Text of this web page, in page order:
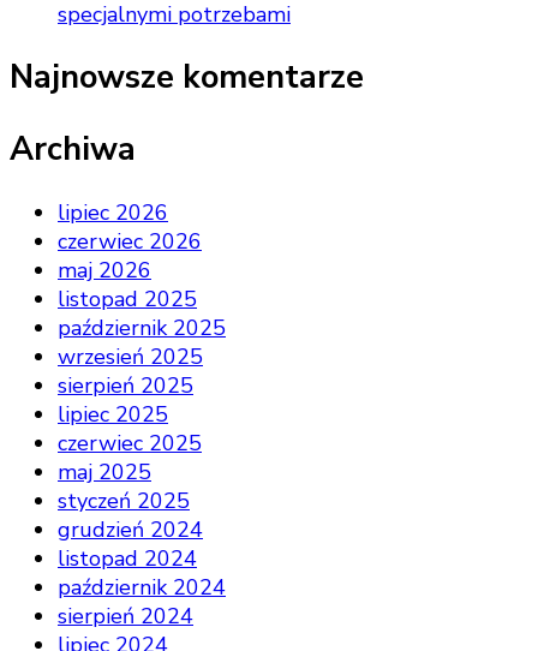
specjalnymi potrzebami
Najnowsze komentarze
Archiwa
lipiec 2026
czerwiec 2026
maj 2026
listopad 2025
październik 2025
wrzesień 2025
sierpień 2025
lipiec 2025
czerwiec 2025
maj 2025
styczeń 2025
grudzień 2024
listopad 2024
październik 2024
sierpień 2024
lipiec 2024